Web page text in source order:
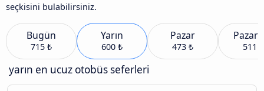
seçkisini bulabilirsiniz.
Bugün
715 ₺
Yarın
600 ₺
Pazar
473 ₺ 511 ₺
yarın en ucuz otobüs seferleri